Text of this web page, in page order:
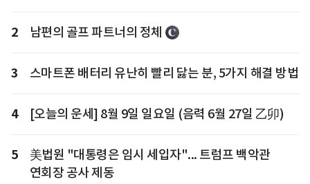
2 남편의 골프 파트너의 정체
3 스마트폰 배터리 유난히 빨리 닳는 분, 5가지 해결 방법
4 [오늘의 운세] 8월 9일 일요일 (음력 6월 27일 乙卯)
5
美법원 "대통령은 임시 세입자"... 트럼프 백악관
연회장 공사 제동